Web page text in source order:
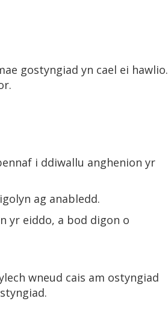
gostyngiad yn cael ei hawlio.
i ddiwallu anghenion yr
ag anabledd.
yr eiddo, a bod digon o
wneud cais am ostyngiad